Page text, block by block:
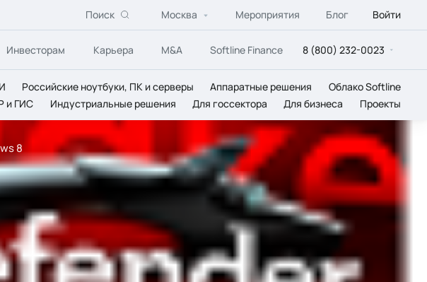
Поиск Москва Мероприятия Блог Войти
Инвесторам Карьера M&A Softline Finance 8 (800) 232-0023
Российские ноутбуки, ПК и серверы Аппаратные решения
Облако Softline
и ГИС
Индустриальные решения Для госсектора Для бизнеса Проекты
8